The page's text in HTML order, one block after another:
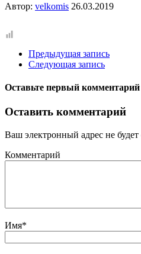
Автор: velkomis 26.03.2019
Предыдущая запись
Следующая запись
Оставьте первый комментарий
Оставить комментарий
Ваш электронный адрес не
Комментарий
Имя*